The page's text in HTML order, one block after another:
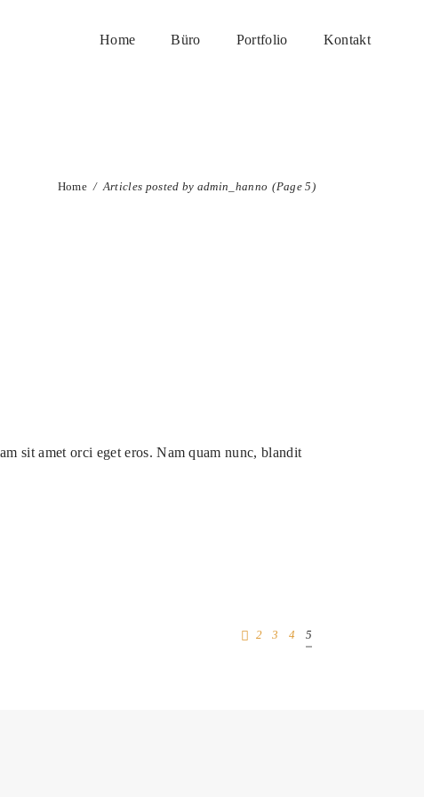
Home Büro Portfolio Kontakt
Home /Articles posted by admin_hanno (Page 5)
sit amet orci eget eros. Nam quam nunc, blandit
2 3 4 5